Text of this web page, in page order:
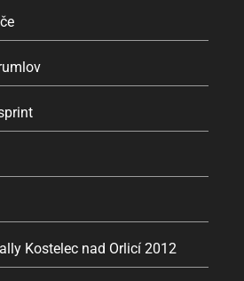
Kostelec nad Orlicí 2012